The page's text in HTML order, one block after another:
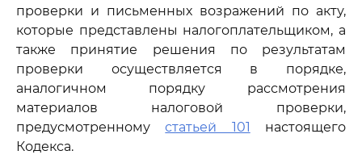
проверки и письменных возражений по акту,
которые представлены налогоплательщиком, а
также принятие решения по результатам
проверки осуществляется в порядке,
аналогичном порядку рассмотрения
материалов налоговой проверки,
предусмотренномустатьей 101 настоящего
Кодекса.